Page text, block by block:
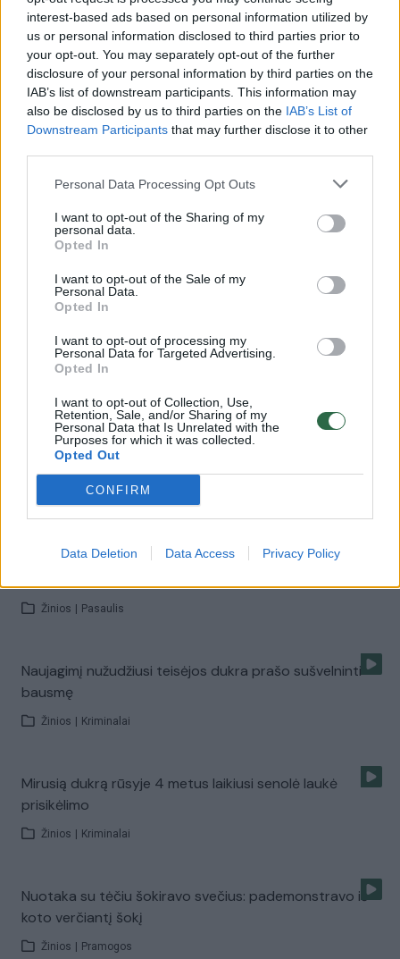
interest-based ads based on personal information utilized by
us or personal information disclosed to third parties prior to
your opt-out. You may separately opt-out of the further
disclosure of your personal information by third parties on the
IAB’s list of downstream participants. This information may
also be disclosed by us to third parties on the IAB’s List of
Downstream Participants that may further disclose it to other
Personal Data Processing Opt Outs
I want to opt-out of the Sharing of my
personal data.
Opted In
I want to opt-out of the Sale of my
Personal Data.
Opted In
I want to opt-out of processing my
Personal Data for Targeted Advertising.
Opted In
I want to opt-out of Collection, Use,
Retention, Sale, and/or Sharing of my
Personal Data that Is Unrelated with the
Purposes for which it was collected.
Opted Out
CONFIRM
Data Deletion Data Access Privacy Policy
teisės jos nuvilti“
Žinios
00:01:17
Lietuvos herbo kūrėjas Arvydas Každailis apie savo
dukros mirtį: aš tą laikau organizuotu nužudymu
Žinios | Lietuvos diena
Vargstate, nes jūsų vaikas nieko nevalgo? Tada
pažiūrėkite šį vaizdelį
Prieš kamerą šokusi mergina nė nenumanė, kas vyksta
jai už nugaros
Sušildys jūsų širdis: trejų metų mergytė atliko serenadą
savo tėčiui
Gyvenimo būdas
Siurprizas ilgai savo motinos nemačiusiai merginai
Žinios Pasaulis
Naujagimį nužudžiusi teisėjos dukra prašo sušvelninti
bausmę
Žinios Kriminalai
Mirusią dukrą rūsyje 4 metus laikiusi senolė laukė
prisikėlimo
Žinios Kriminalai
Nuotaka su tėčiu šokiravo svečius: pademonstravo iš
koto verčiantį šokį
Žinios Pramogos